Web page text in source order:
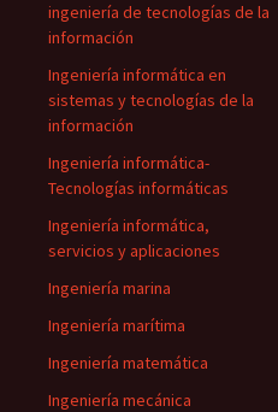
ingeniería de tecnologías de la
información
Ingeniería informática en
sistemas y tecnologías de la
información
Ingeniería informática-
Tecnologías informáticas
Ingeniería informática,
servicios y aplicaciones
Ingeniería marina
Ingeniería marítima
Ingeniería matemática
Ingeniería mecánica